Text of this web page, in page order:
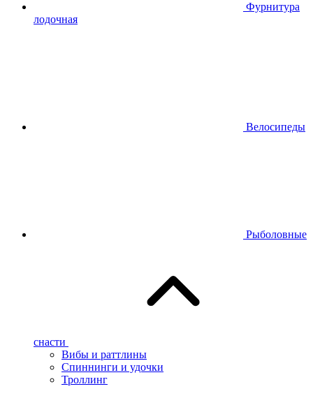
Фурнитура
лодочная
Велосипеды
Рыболовные
снасти
Вибы и раттлины
Спиннинги и удочки
Троллинг